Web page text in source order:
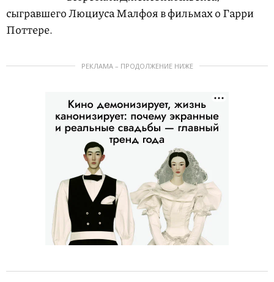
сыгравшего Люциуса Малфоя в фильмах о Гарри
Поттере.
РЕКЛАМА – ПРОДОЛЖЕНИЕ НИЖЕ